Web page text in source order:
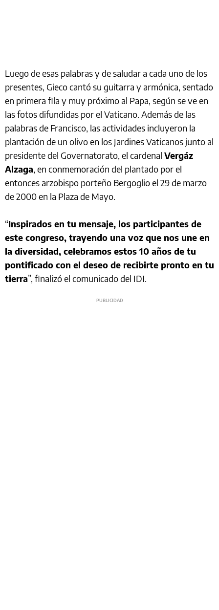
Luego de esas palabras y de saludar a cada uno de los
presentes, Gieco cantó su guitarra y armónica, sentado
en primera fila y muy próximo al Papa, según se ve en
las fotos difundidas por el Vaticano. Además de las
palabras de Francisco, las actividades incluyeron la
plantación de un olivo en los Jardines Vaticanos junto al
presidente del Governatorato, el cardenal Vergáz
Alzaga, en conmemoración del plantado por el
entonces arzobispo porteño Bergoglio el 29 de marzo
de 2000 en la Plaza de Mayo.
“Inspirados en tu mensaje, los participantes de
este congreso, trayendo una voz que nos une en
la diversidad, celebramos estos 10 años de tu
pontificado con el deseo de recibirte pronto en tu
tierra”, finalizó el comunicado del IDI.